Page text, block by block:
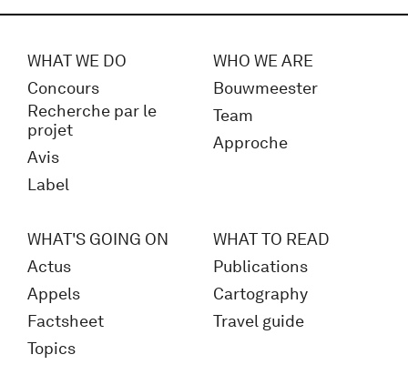
WHAT WE DO
Concours
Recherche par le
projet
Avis
Label
WHO WE ARE
Bouwmeester
Team
Approche
WHAT'S GOING ON
Actus
Appels
Factsheet
Topics
WHAT TO READ
Publications
Cartography
Travel guide